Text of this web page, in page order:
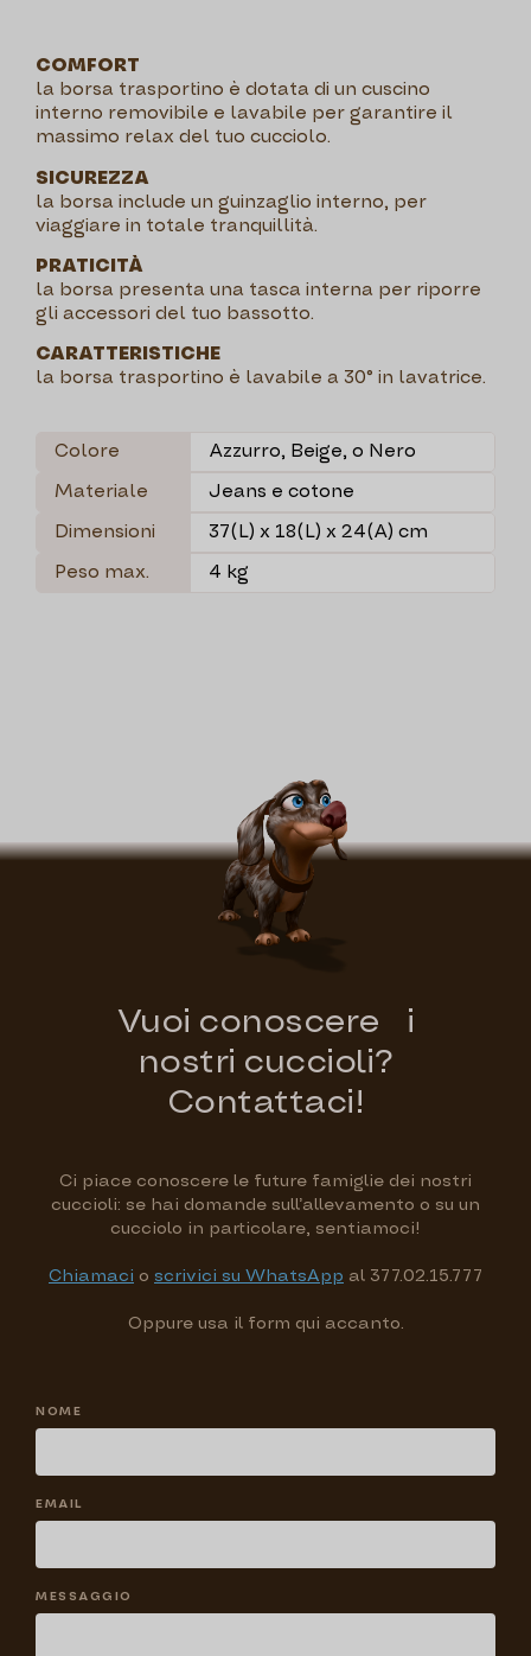
COMFORT
la borsa trasportino è dotata di un cuscino
interno removibile e lavabile per garantire il
massimo relax del tuo cucciolo.
SICUREZZA
la borsa include un guinzaglio interno, per
viaggiare in totale tranquillità.
PRATICITÀ
la borsa presenta una tasca interna per riporre
gli accessori del tuo bassotto.
CARATTERISTICHE
la borsa trasportino è lavabile a 30° in lavatrice.
Colore
Azzurro, Beige, o Nero
Materiale
Jeans e cotone
Dimensioni
37(L) x 18(L) x 24(A) cm
Peso max.
4 kg
Vuoi conoscere i
nostri cuccioli?
Contattaci!
Ci piace conoscere le future famiglie dei nostri
cuccioli: se hai domande sull’allevamento o su un
cucciolo in particolare, sentiamoci!
Chiamaci o scrivici su WhatsApp al 377.02.15.777
Oppure usa il form qui accanto.
NOME
EMAIL
MESSAGGIO